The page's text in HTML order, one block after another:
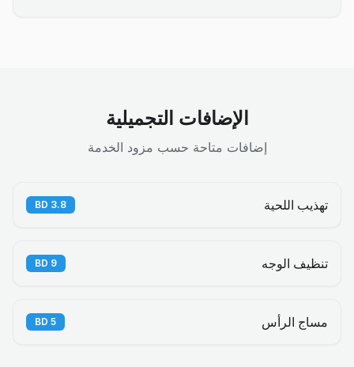
الإضافات التجميلية
إضافات متاحة حسب مزود الخدمة
تهذيب اللحية 3.8
BD
تنظيف الوجه 9
BD
مساج الرأس 5
BD